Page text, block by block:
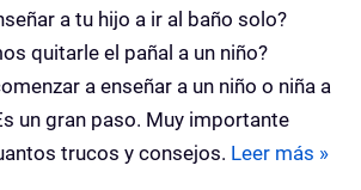
a tu hijo a ir al baño solo?
quitarle el pañal a un niño?
a enseñar a un niño o niña a
un gran paso. Muy importante
trucos y consejos. Leer más »